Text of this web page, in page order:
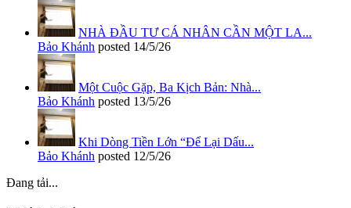
NHÀ ĐẦU TƯ CÁ NHÂN CẦN MỘT LA...
Bảo Khánh posted 14/5/26
Một Cuộc Gặp, Ba Kịch Bản: Nhà...
Bảo Khánh posted 13/5/26
Khi Dòng Tiền Lớn “Để Lại Dấu...
Bảo Khánh posted 12/5/26
Đang tải...